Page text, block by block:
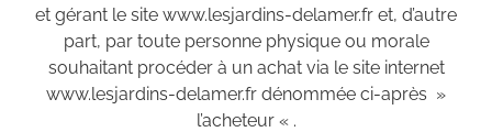
et gérant le site www.lesjardins-delamer.fr et, d’autre
part, par toute personne physique ou morale
souhaitant procéder à un achat via le site internet
www.lesjardins-delamer.fr dénommée ci-après »
l’acheteur « .